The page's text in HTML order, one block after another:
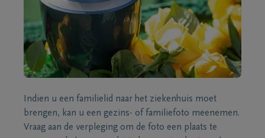
Indien u een familielid naar het ziekenhuis moet
brengen, kan u een gezins- of familiefoto meenemen.
Vraag aan de verpleging om de foto een plaats te